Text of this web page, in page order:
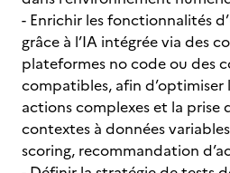
- Enrichir les fonctionnalités
grâce à l’IA intégrée via des
plateformes no code ou des
compatibles, afin
actions complexes et la prise
contextes à données
scoring, recommandation